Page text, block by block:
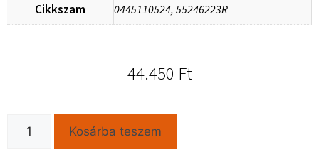
Cikkszam 0445110524, 55246223R
44.450 Ft
Kosárba teszem